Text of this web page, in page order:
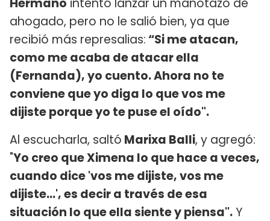
ahogado, pero no le salió bien, ya que
recibió más represalias: “Si me atacan,
como me acaba de atacar ella
(Fernanda), yo cuento. Ahora no te
conviene que yo diga lo que vos me
dijiste porque yo te puse el oído".
Al escucharla, saltó Marixa Balli, y agregó:
"Yo creo que Ximena lo que hace a veces,
cuando dice 'vos me dijiste, vos me
dijiste...', es decir a través de esa
situación lo que ella siente y piensa".Y